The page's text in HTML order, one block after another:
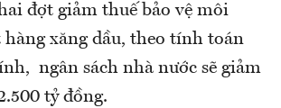
đợt giảm thuế bảo vệ môi
xăng dầu, theo tính toán
ngân sách nhà nước sẽ giảm
tỷ đồng.